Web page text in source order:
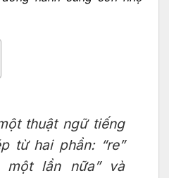
thuật ngữ tiếng
từ hai phần: “re”
một lần nữa” và